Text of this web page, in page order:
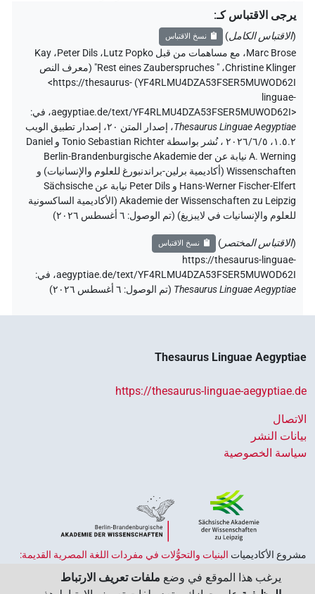
يرجى الاقتباس كـ:
(الاقتباس الكامل) نسخ الاقتباس
Marc Brose، مع مساهمات من قبل Lutz Popko، Peter Dils، Kay
Christine Klinger، " Rest eines Zauberspruches" (
معرف النص
YF4RLMU4DZA53FSER5MUWOD62I
)
<https://thesaurus-
linguae-
aegyptiae.de/text/YF4RLMU4DZA53FSER5MUWOD62I>، في:
Thesaurus Linguae Aegyptiae،
إصدار المتن ٢٠، إصدار تطبيق الويب
۱.٥.٢، ٢٠٢٦/٦/٥ ، نُشر بواسطة Tonio Sebastian Richter و Daniel
A. Werning نيابة عن Berlin-Brandenburgische Akademie der
Wissenschaften (أكاديمية برلين-براندنبورغ للعلوم والإنسانيات) و
Hans-Werner Fischer-Elfert و Peter Dils نيابة عن Sächsische
Akademie der Wissenschaften zu Leipzig (الأكاديمية الساكسونية
للعلوم والإنسانيات في لايبزيغ) (تم الوصول: ٦ أغسطس ٢٠٢٦ )
(الاقتباس المختصر ) نسخ الاقتباس
https://thesaurus-linguae-
aegyptiae.de/text/YF4RLMU4DZA53FSER5MUWOD62I، في:
Thesaurus Linguae Aegyptiae
(تم الوصول: ٦ أغسطس ٢٠٢٦ )
Thesaurus Linguae Aegyptiae
https://thesaurus-linguae-aegyptiae.de
الاتصال
بيانات النشر
سياسة الخصوصية
مشروع الأكاديميات ‏ البنيات والتحوُّلات في مفردات اللغة المصرية القديمة:
الممول من قبل الحكومة الاتحادية وحكومات الولايات بجمهورية ألمانيا
يرغب هذا الموقع في وضع ملفات تعريف الارتباط